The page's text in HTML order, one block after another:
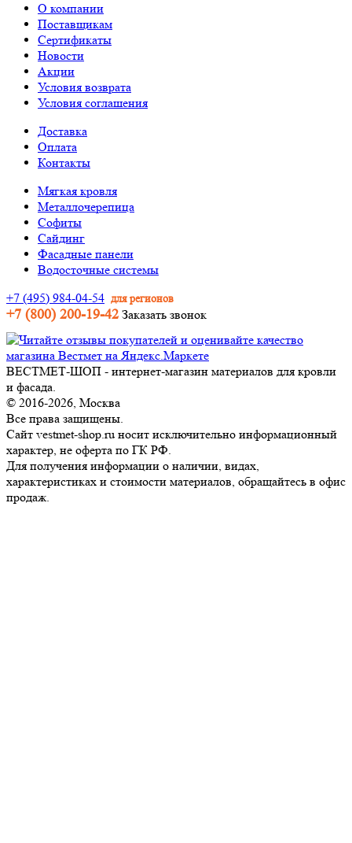
О компании
Поставщикам
Сертификаты
Новости
Акции
Условия возврата
Условия соглашения
Доставка
Оплата
Контакты
Мягкая кровля
Металлочерепица
Софиты
Сайдинг
Фасадные панели
Водосточные системы
+7 (495) 984-04-54 для регионов
+7 (800) 200-19-42 Заказать звонок
ВЕСТМЕТ-ШОП - интернет-магазин материалов для кровли
и фасада.
© 2016-2026, Москва
Все права защищены.
Сайт vestmet-shop.ru носит исключительно информационный
характер, не оферта по ГК РФ.
Для получения информации о наличии, видах,
характеристиках и стоимости материалов, обращайтесь в офис
продаж.